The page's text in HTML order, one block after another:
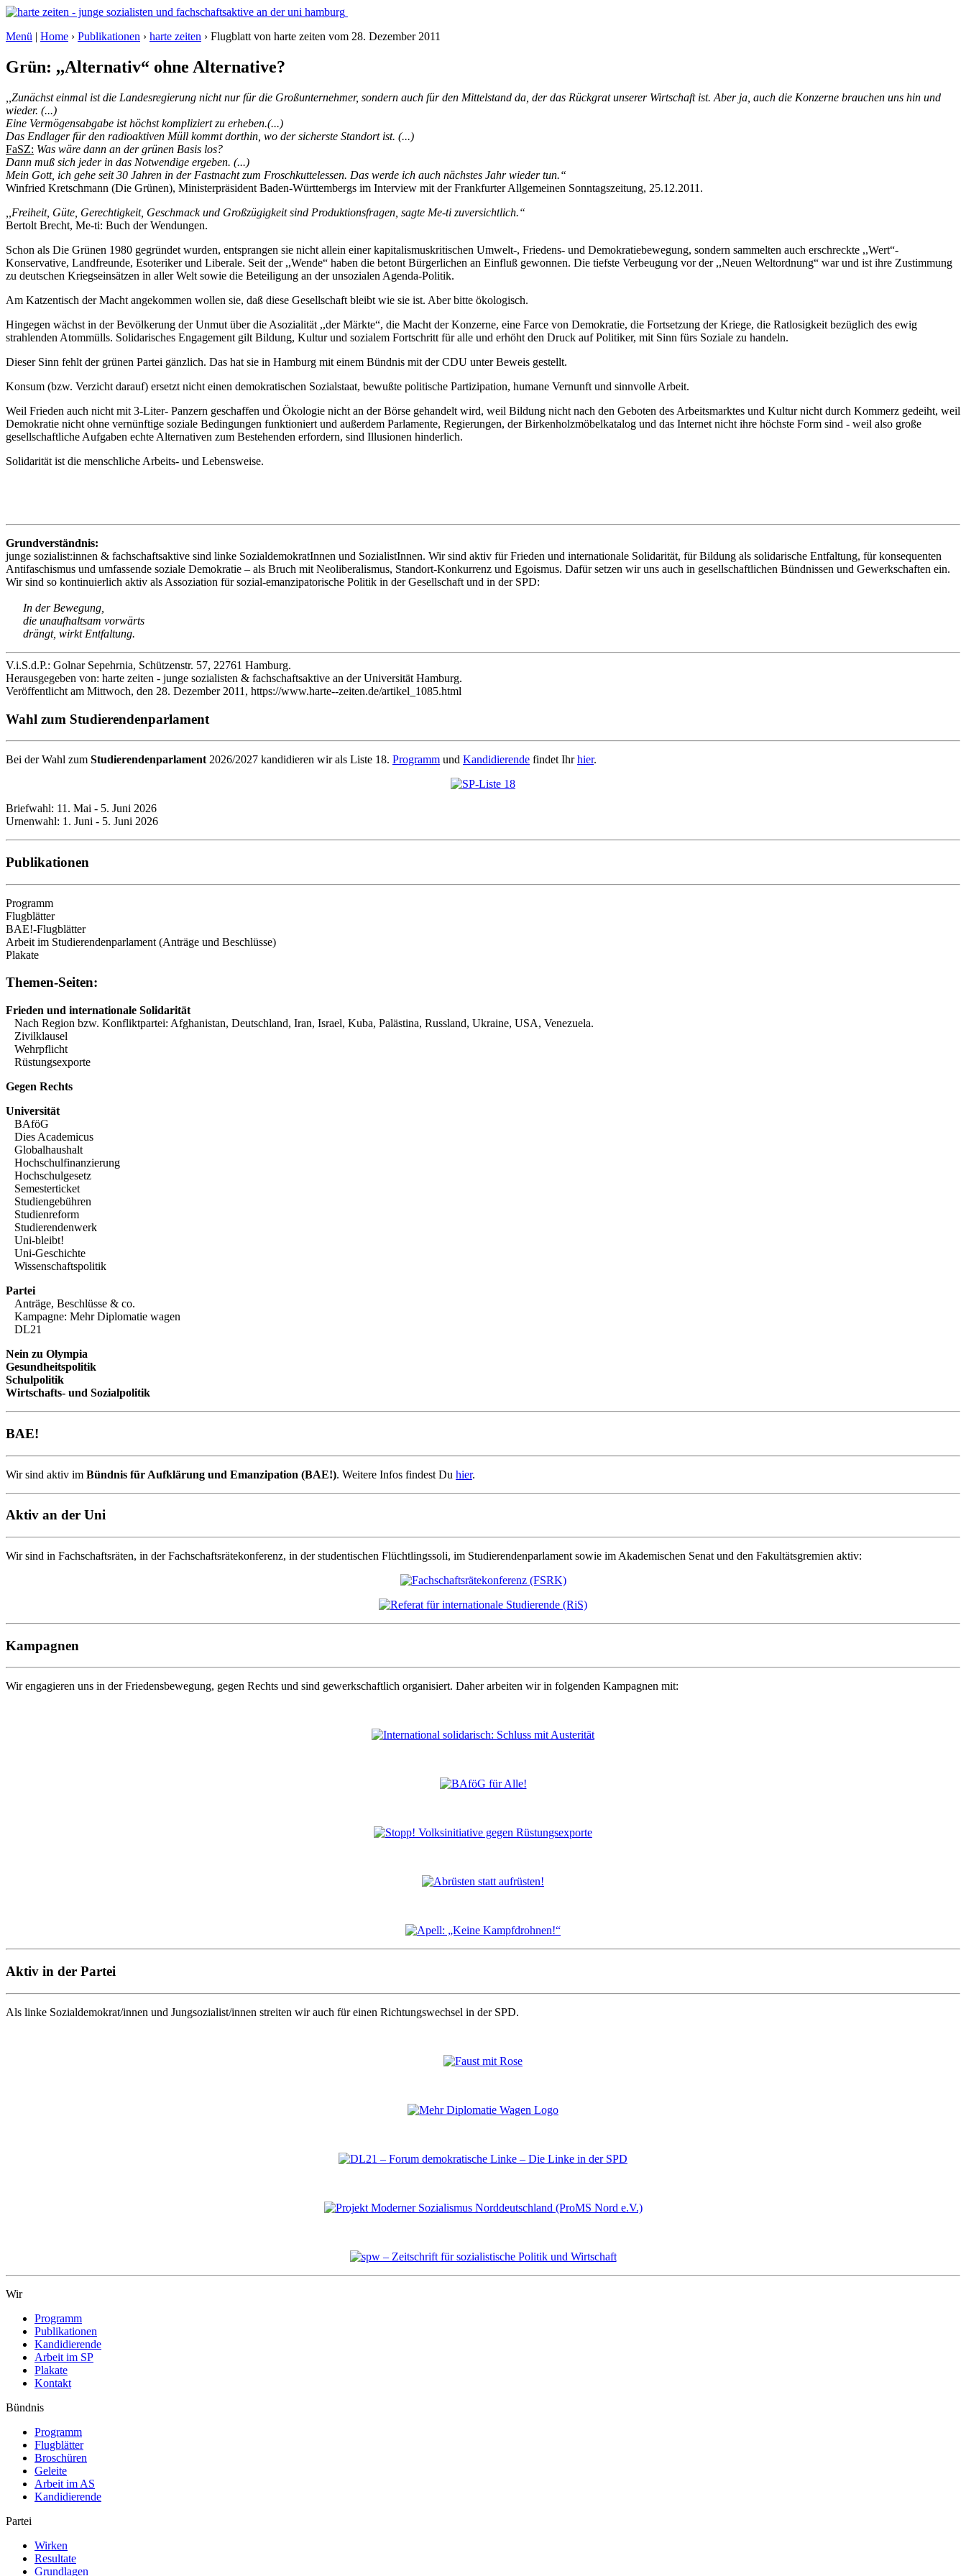
Menü | Home › Publikationen › harte zeiten › Flugblatt von harte zeiten vom 28. Dezember 2011
Grün: ,,Alternativ“ ohne Alternative?
,,Zunächst einmal ist die Landesregierung nicht nur für die Großunternehmer, sondern auch für den Mittelstand da, der das Rückgrat unserer Wirtschaft ist. Aber ja, auch die Konzerne brauchen uns hin und
wieder. (...)
Eine Vermögensabgabe ist höchst kompliziert zu erheben.(...)
Das Endlager für den radioaktiven Müll kommt dorthin, wo der sicherste Standort ist. (...)
FaSZ: Was wäre dann an der grünen Basis los?
Dann muß sich jeder in das Notwendige ergeben. (...)
Mein Gott, ich gehe seit 30 Jahren in der Fastnacht zum Froschkuttelessen. Das werde ich auch nächstes Jahr wieder tun.“
Winfried Kretschmann (Die Grünen), Ministerpräsident Baden-Württembergs im Interview mit der Frankfurter Allgemeinen Sonntagszeitung, 25.12.2011.
,,Freiheit, Güte, Gerechtigkeit, Geschmack und Großzügigkeit sind Produktionsfragen, sagte Me-ti zuversichtlich.“
Bertolt Brecht, Me-ti: Buch der Wendungen.
Schon als Die Grünen 1980 gegründet wurden, entsprangen sie nicht allein einer kapitalismuskritischen Umwelt-, Friedens- und Demokratiebewegung, sondern sammelten auch erschreckte ,,Wert“-
Konservative, Landfreunde, Esoteriker und Liberale. Seit der ,,Wende“ haben die betont Bürgerlichen an Einfluß gewonnen. Die tiefste Verbeugung vor der ,,Neuen Weltordnung“ war und ist ihre Zustimmung
zu deutschen Kriegseinsätzen in aller Welt sowie die Beteiligung an der unsozialen Agenda-Politik.
Am Katzentisch der Macht angekommen wollen sie, daß diese Gesellschaft bleibt wie sie ist. Aber bitte ökologisch.
Hingegen wächst in der Bevölkerung der Unmut über die Asozialität ,,der Märkte“, die Macht der Konzerne, eine Farce von Demokratie, die Fortsetzung der Kriege, die Ratlosigkeit bezüglich des ewig
strahlenden Atommülls. Solidarisches Engagement gilt Bildung, Kultur und sozialem Fortschritt für alle und erhöht den Druck auf Politiker, mit Sinn fürs Soziale zu handeln.
Dieser Sinn fehlt der grünen Partei gänzlich. Das hat sie in Hamburg mit einem Bündnis mit der CDU unter Beweis gestellt.
Konsum (bzw. Verzicht darauf) ersetzt nicht einen demokratischen Sozialstaat, bewußte politische Partizipation, humane Vernunft und sinnvolle Arbeit.
Weil Frieden auch nicht mit 3-Liter- Panzern geschaffen und Ökologie nicht an der Börse gehandelt wird, weil Bildung nicht nach den Geboten des Arbeitsmarktes und Kultur nicht durch Kommerz gedeiht, weil
Demokratie nicht ohne vernünftige soziale Bedingungen funktioniert und außerdem Parlamente, Regierungen, der Birkenholzmöbelkatalog und das Internet nicht ihre höchste Form sind - weil also große
gesellschaftliche Aufgaben echte Alternativen zum Bestehenden erfordern, sind Illusionen hinderlich.
Solidarität ist die menschliche Arbeits- und Lebensweise.
Grundverständnis:
junge sozialist:innen & fachschaftsaktive sind linke SozialdemokratInnen und SozialistInnen. Wir sind aktiv für Frieden und internationale Solidarität, für Bildung als solidarische Entfaltung, für konsequenten
Antifaschismus und umfassende soziale Demokratie – als Bruch mit Neoliberalismus, Standort-Konkurrenz und Egoismus. Dafür setzen wir uns auch in gesellschaftlichen Bündnissen und Gewerkschaften ein.
Wir sind so kontinuierlich aktiv als Assoziation für sozial-emanzipatorische Politik in der Gesellschaft und in der SPD:
In der Bewegung,
die unaufhaltsam vorwärts
drängt, wirkt Entfaltung.
V.i.S.d.P.: Golnar Sepehrnia, Schützenstr. 57, 22761 Hamburg.
Herausgegeben von: harte zeiten - junge sozialisten & fachschaftsaktive an der Universität Hamburg.
Veröffentlicht am Mittwoch, den 28. Dezember 2011, https://www.harte--zeiten.de/artikel_1085.html
Wahl zum Studierendenparlament
Bei der Wahl zum Studierendenparlament 2026/2027 kandidieren wir als Liste 18. Programm und Kandidierende findet Ihrhier.
Briefwahl: 11. Mai - 5. Juni 2026
Urnenwahl: 1. Juni - 5. Juni 2026
Publikationen
Programm
Flugblätter
BAE!-Flugblätter
Arbeit im Studierendenparlament (Anträge und Beschlüsse)
Plakate
Themen-Seiten:
Frieden und internationale Solidarität
Nach Region bzw. Konfliktpartei: Afghanistan, Deutschland, Iran, Israel, Kuba, Palästina, Russland, Ukraine, USA, Venezuela.
Zivilklausel
Wehrpflicht
Rüstungsexporte
Gegen Rechts
Universität
BAföG
Dies Academicus
Globalhaushalt
Hochschulfinanzierung
Hochschulgesetz
Semesterticket
Studiengebühren
Studienreform
Studierendenwerk
Uni-bleibt!
Uni-Geschichte
Wissenschaftspolitik
Partei
Anträge, Beschlüsse & co.
Kampagne: Mehr Diplomatie wagen
DL21
Nein zu Olympia
Gesundheitspolitik
Schulpolitik
Wirtschafts- und Sozialpolitik
BAE!
Wir sind aktiv im Bündnis für Aufklärung und Emanzipation (BAE!). Weitere Infos findest Du hier.
Aktiv an der Uni
Wir sind in Fachschaftsräten, in der Fachschaftsrätekonferenz, in der studentischen Flüchtlingssoli, im Studierendenparlament sowie im Akademischen Senat und den Fakultätsgremien aktiv:
Kampagnen
Wir engagieren uns in der Friedensbewegung, gegen Rechts und sind gewerkschaftlich organisiert. Daher arbeiten wir in folgenden Kampagnen mit:
Aktiv in der Partei
Als linke Sozialdemokrat/innen und Jungsozialist/innen streiten wir auch für einen Richtungswechsel in der SPD.
Wir
Programm
Publikationen
Kandidierende
Arbeit im SP
Plakate
Kontakt
Bündnis
Programm
Flugblätter
Broschüren
Geleite
Arbeit im AS
Kandidierende
Partei
Wirken
Resultate
Grundlagen